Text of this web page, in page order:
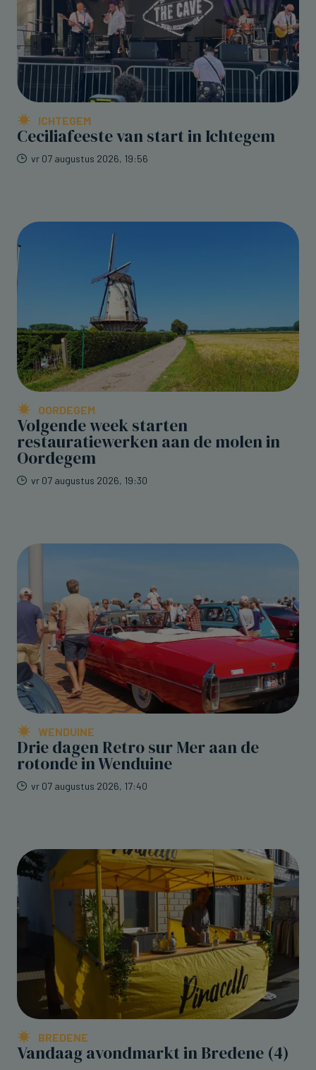
ICHTEGEM
Ceciliafeeste van start in Ichtegem
vr 07 augustus 2026, 19:56
OORDEGEM
Volgende week starten
restauratiewerken aan de molen in
Oordegem
vr 07 augustus 2026, 19:30
WENDUINE
Drie dagen Retro sur Mer aan de
rotonde in Wenduine
vr 07 augustus 2026, 17:40
BREDENE
Vandaag avondmarkt in Bredene (4)